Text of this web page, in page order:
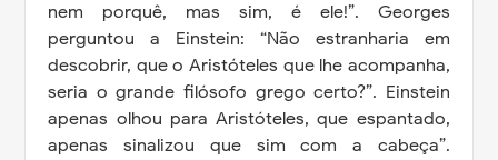
nem porquê, mas sim, é ele!”. Georges
perguntou a Einstein: “Não estranharia em
descobrir, que o Aristóteles que lhe acompanha,
seria o grande filósofo grego certo?”. Einstein
apenas olhou para Aristóteles, que espantado,
apenas sinalizou que sim com a cabeça”.